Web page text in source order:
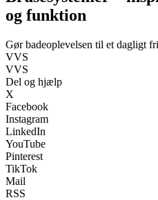
og funktion
Gør badeoplevelsen til et dagligt
VVS
VVS
Del og hjælp
X
Facebook
Instagram
LinkedIn
YouTube
Pinterest
TikTok
Mail
RSS